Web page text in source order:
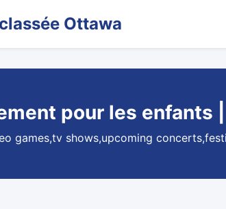
Ottawa
pour les enfants
games,tv shows,upcoming